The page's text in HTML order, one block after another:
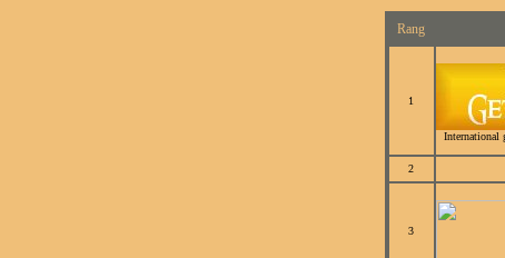
Rang
1
International
2
3